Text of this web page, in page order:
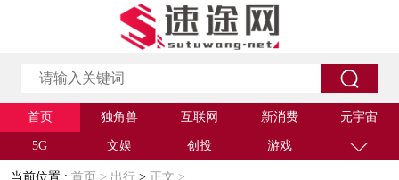
首页 独角兽 互联网 新消费 元宇宙
5G 文娱 创投 游戏
当前位置 : 首页 > 出行 > 正文 >